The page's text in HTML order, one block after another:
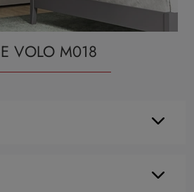
VOLO M018